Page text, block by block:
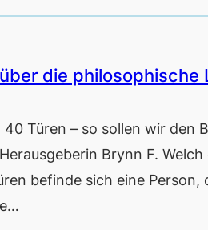
die philosophische
Türen – so sollen wir den
Brynn F.
befinde sich eine